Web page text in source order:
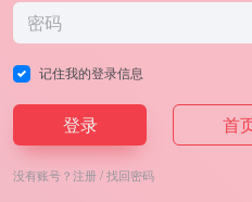
记住我的登录信息
登录 首
没有账号？注册/找回密码